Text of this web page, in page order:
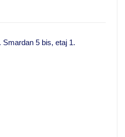
Smardan 5 bis, etaj 1.